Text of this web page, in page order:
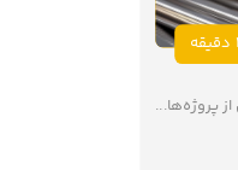
پروژه‌ها...